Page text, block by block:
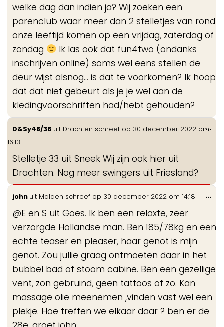
welke dag dan indien ja? Wij zoeken een
parenclub waar meer dan 2 stelletjes van rond
onze leeftijd komen op een vrijdag, zaterdag of
zondag
Ik las ook dat fun4two (ondanks
inschrijven online) soms wel eens stellen de
deur wijst alsnog... is dat te voorkomen? Ik hoop
dat dat niet gebeurt als je je wel aan de
kledingvoorschriften had/hebt gehouden?
D&Sy48/36 uit Drachten schreef op 30 december 2022 om
16:13
Stelletje 33 uit Sneek Wij zijn ook hier uit
Drachten. Nog meer swingers uit Friesland?
...
john uit Malden schreef op 30 december 2022 om 14:18
@E en S uit Goes. Ik ben een relaxte, zeer
verzorgde Hollandse man. Ben 185/78kg en een
echte teaser en pleaser, haar genot is mijn
genot. Zou jullie graag ontmoeten daar in het
bubbel bad of stoom cabine. Ben een gezellige
vent, zon gebruind, geen tattoos of zo. Kan
massage olie meenemen ,vinden vast wel een
plekje. Hoe treffen we elkaar daar ? ben er de
...